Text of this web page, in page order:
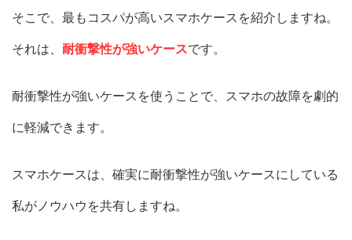
そこで、最もコスパが高いスマホケースを紹介しますね。
それは、 耐衝撃性が強いケースです。
耐衝撃性が強いケースを使うことで、スマホの故障を劇的
に軽減できます。
スマホケースは、確実に耐衝撃性が強いケースにしている
私がノウハウを共有しますね。